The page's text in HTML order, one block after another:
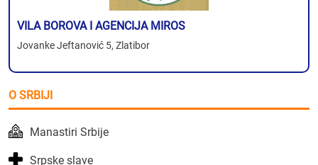
VILA BOROVA I AGENCIJA MIROS
Jovanke Jeftanović 5, Zlatibor
O SRBIJI
Manastiri Srbije
Srpske slave